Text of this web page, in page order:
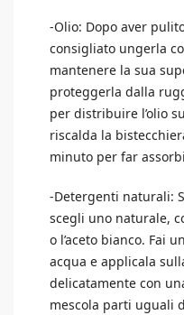
-Olio: Dopo aver
consigliato ungerla
mantenere la sua
proteggerla dalla
per distribuire l’olio
riscalda la
minuto per far
-Detergenti naturali:
scegli uno naturale,
o l’aceto bianco. Fai
acqua e applicala
delicatamente con
mescola parti uguali